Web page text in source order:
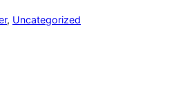
, Uncategorized